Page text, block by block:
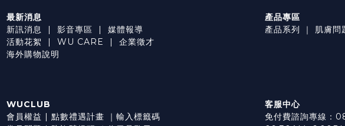
最新消息
新訊消息
| 影音專區 | 媒體報導
活動花絮
| WU CARE | 企業徵才
海外購物說明
產品專區
產品系列
｜ 肌膚問
WUCLUB
會員權益 | 點數禮遇計畫 ｜ 輸入標籤碼
客服中心
免付費諮詢專線：